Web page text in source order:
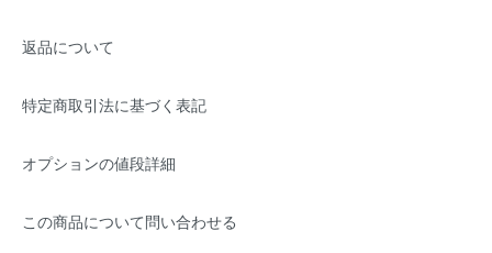
返品について
特定商取引法に基づく表記
オプションの値段詳細
この商品について問い合わせる